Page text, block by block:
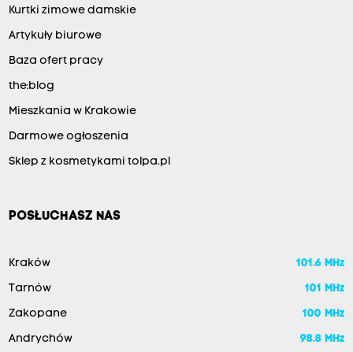
Kurtki zimowe damskie
Artykuły biurowe
Baza ofert pracy
the:blog
Mieszkania w Krakowie
Darmowe ogłoszenia
Sklep z kosmetykami tolpa.pl
POSŁUCHASZ NAS
Kraków 101.6 MHz
Tarnów 101 MHz
Zakopane 100 MHz
Andrychów 98.8 MHz